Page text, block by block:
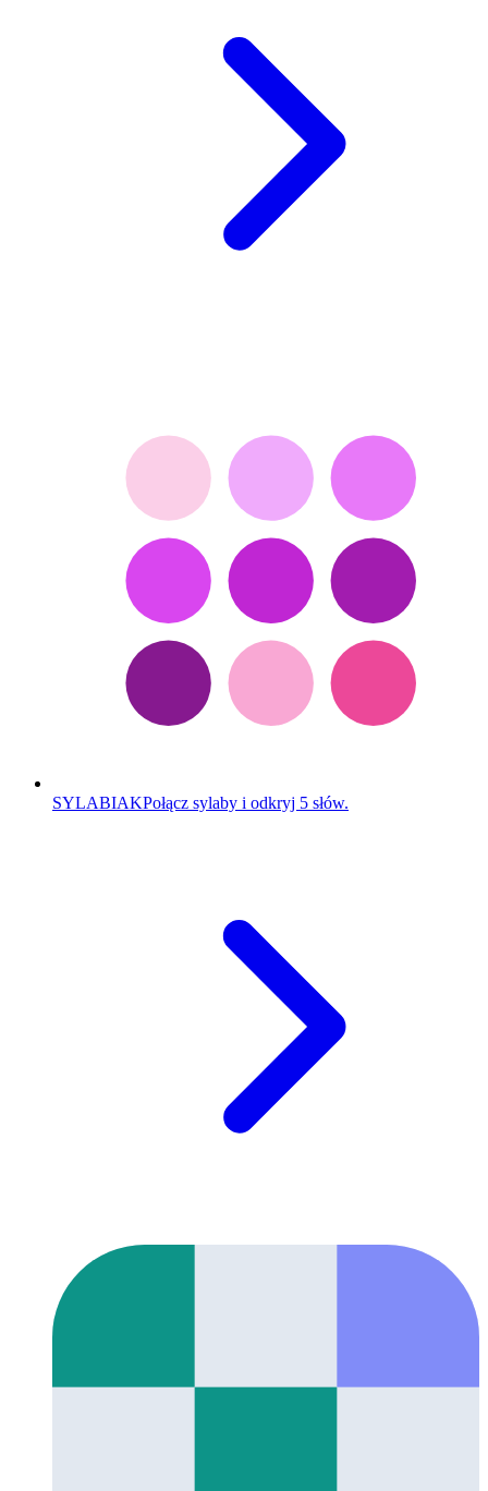
SYLABIAKPołącz sylaby i odkryj 5 słów.